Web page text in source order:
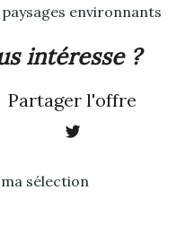
environnants
(11100)
intéresse ?
Partager l'offre
sélection